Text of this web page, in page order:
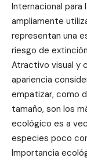
Internacional para
ampliamente
representan una
riesgo de
Atractivo visual y
apariencia
empatizar, como
tamaño, son los
ecológico es a
especies poco
Importancia